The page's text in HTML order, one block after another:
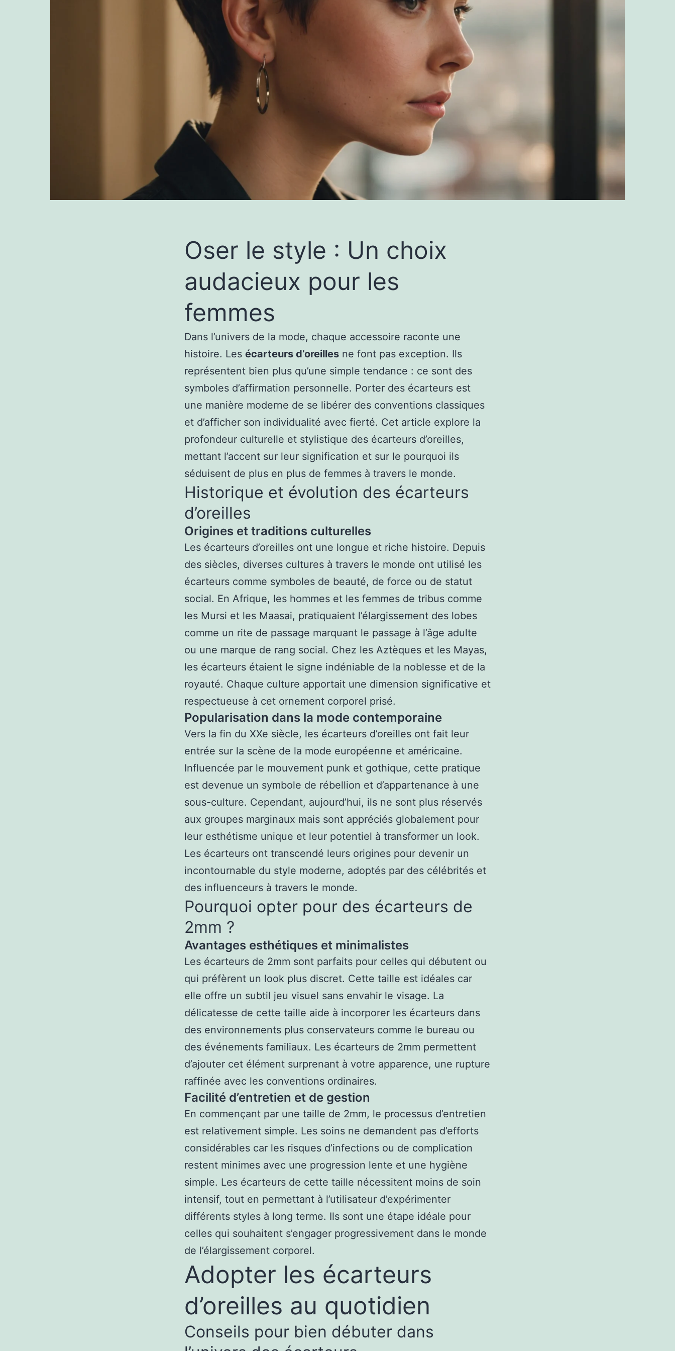
Oser le style : Un choix
audacieux pour les
femmes
Dans l’univers de la mode, chaque accessoire raconte une
histoire. Les écarteurs d’oreilles ne font pas exception. Ils
représentent bien plus qu’une simple tendance : ce sont des
symboles d’affirmation personnelle. Porter des écarteurs est
une manière moderne de se libérer des conventions classiques
et d’afficher son individualité avec fierté. Cet article explore la
profondeur culturelle et stylistique des écarteurs d’oreilles,
mettant l’accent sur leur signification et sur le pourquoi ils
séduisent de plus en plus de femmes à travers le monde.
Historique et évolution des écarteurs
d’oreilles
Origines et traditions culturelles
Les écarteurs d’oreilles ont une longue et riche histoire. Depuis
des siècles, diverses cultures à travers le monde ont utilisé les
écarteurs comme symboles de beauté, de force ou de statut
social. En Afrique, les hommes et les femmes de tribus comme
les Mursi et les Maasai, pratiquaient l’élargissement des lobes
comme un rite de passage marquant le passage à l’âge adulte
ou une marque de rang social. Chez les Aztèques et les Mayas,
les écarteurs étaient le signe indéniable de la noblesse et de la
royauté. Chaque culture apportait une dimension significative et
respectueuse à cet ornement corporel prisé.
Popularisation dans la mode contemporaine
Vers la fin du XXe siècle, les écarteurs d’oreilles ont fait leur
entrée sur la scène de la mode européenne et américaine.
Influencée par le mouvement punk et gothique, cette pratique
est devenue un symbole de rébellion et d’appartenance à une
sous-culture. Cependant, aujourd’hui, ils ne sont plus réservés
aux groupes marginaux mais sont appréciés globalement pour
leur esthétisme unique et leur potentiel à transformer un look.
Les écarteurs ont transcendé leurs origines pour devenir un
incontournable du style moderne, adoptés par des célébrités et
des influenceurs à travers le monde.
Pourquoi opter pour des écarteurs de
2mm ?
Avantages esthétiques et minimalistes
Les écarteurs de 2mm sont parfaits pour celles qui débutent ou
qui préfèrent un look plus discret. Cette taille est idéales car
elle offre un subtil jeu visuel sans envahir le visage. La
délicatesse de cette taille aide à incorporer les écarteurs dans
des environnements plus conservateurs comme le bureau ou
des événements familiaux. Les écarteurs de 2mm permettent
d’ajouter cet élément surprenant à votre apparence, une rupture
raffinée avec les conventions ordinaires.
Facilité d’entretien et de gestion
En commençant par une taille de 2mm, le processus d’entretien
est relativement simple. Les soins ne demandent pas d’efforts
considérables car les risques d’infections ou de complication
restent minimes avec une progression lente et une hygiène
simple. Les écarteurs de cette taille nécessitent moins de soin
intensif, tout en permettant à l’utilisateur d’expérimenter
différents styles à long terme. Ils sont une étape idéale pour
celles qui souhaitent s’engager progressivement dans le monde
de l’élargissement corporel.
Adopter les écarteurs
d’oreilles au quotidien
Conseils pour bien débuter dans